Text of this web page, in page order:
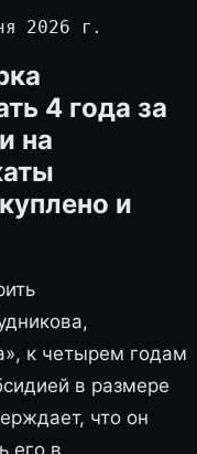
2026 г.
4 года за
на
и
к четырем годам
в размере
что он
его в